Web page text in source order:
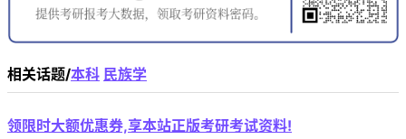
相关话题/本科 民族学
领限时大额优惠券,享本站正版考研考试资料!